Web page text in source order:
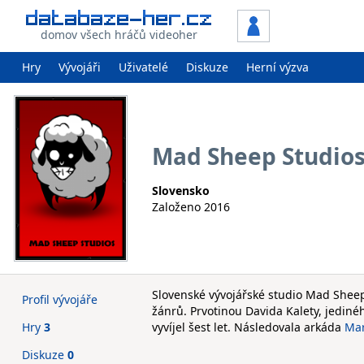
domov všech hráčů videoher
Hry Vývojáři Uživatelé Diskuze Herní výzva
Mad Sheep
Slovensko
Založeno 2016
Slovenské vývojářské studio Mad
žánrů. Prvotinou Davida Kalety,
vyvíjel šest let. Následovala arkáda
Profil vývojáře
Hry 3
Diskuze 0